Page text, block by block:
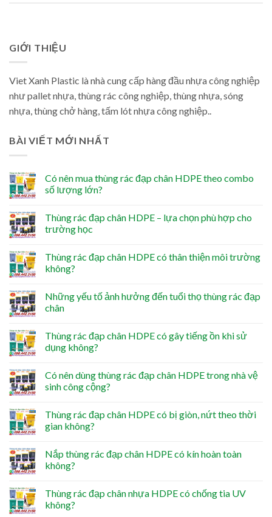
GIỚI THIỆU
Viet Xanh Plastic là nhà cung cấp hàng đầu nhựa công nghiệp
như pallet nhựa, thùng rác công nghiệp, thùng nhựa, sóng
nhựa, thùng chở hàng, tấm lót nhựa công nghiệp..
BÀI VIẾT MỚI NHẤT
Có nên mua thùng rác đạp chân HDPE theo combo
số lượng lớn?
Thùng rác đạp chân HDPE – lựa chọn phù hợp cho
trường học
Thùng rác đạp chân HDPE có thân thiện môi trường
không?
Những yếu tố ảnh hưởng đến tuổi thọ thùng rác đạp
chân
Thùng rác đạp chân HDPE có gây tiếng ồn khi sử
dụng không?
Có nên dùng thùng rác đạp chân HDPE trong nhà vệ
sinh công cộng?
Thùng rác đạp chân HDPE có bị giòn, nứt theo thời
gian không?
Nắp thùng rác đạp chân HDPE có kín hoàn toàn
không?
Thùng rác đạp chân nhựa HDPE có chống tia UV
không?